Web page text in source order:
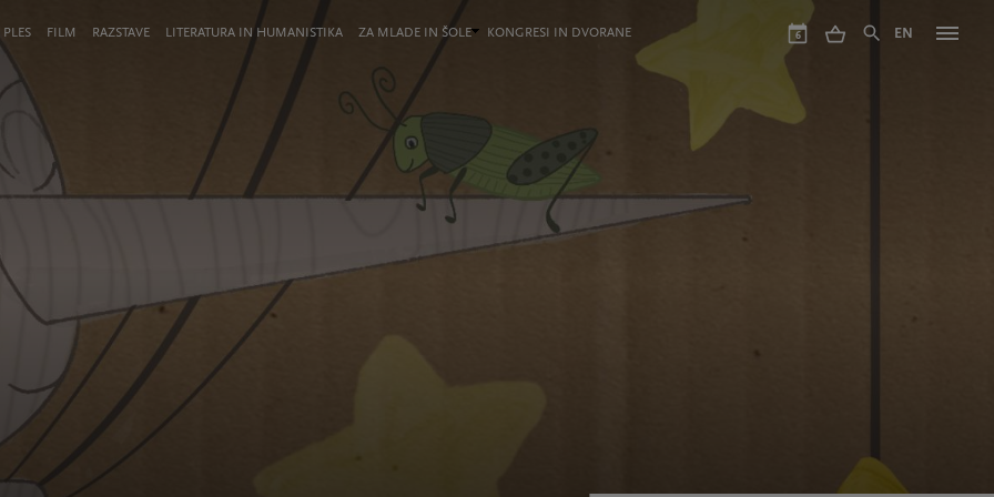
FILM RAZSTAVE LITERATURA IN HUMANISTIKA ZA MLADE IN ŠOLE KONGRESI IN DVORANE 6 EN